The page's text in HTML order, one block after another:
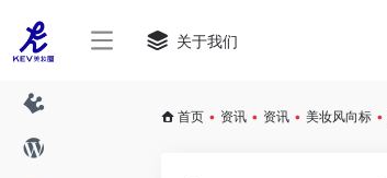
关于我们
首页 • 资讯 • 资讯 • 美妆风向标 •